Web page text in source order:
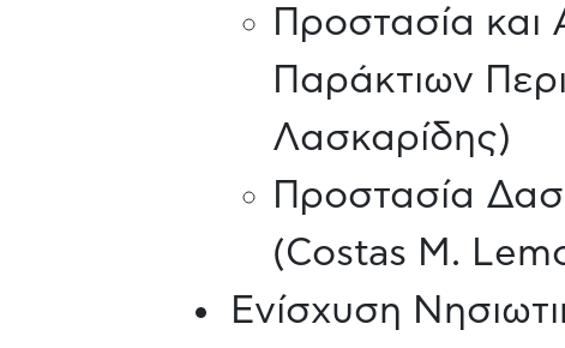
Προστασία
Παράκτιων
Λασκαρίδης)
Προστασία
(Costas M.
Ενίσχυση